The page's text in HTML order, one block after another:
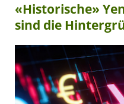
«Historische»
sind die